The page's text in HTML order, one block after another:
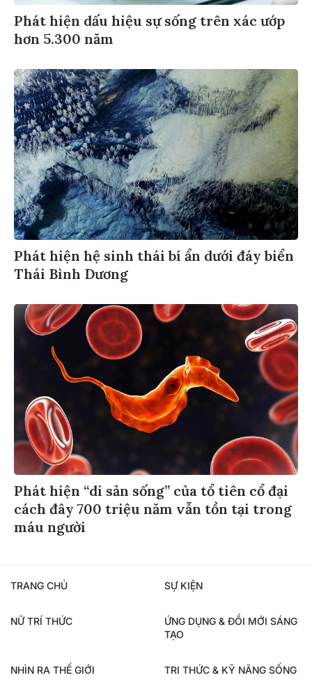
Phát hiện dấu hiệu sự sống trên xác ướp
hơn 5.300 năm
Phát hiện hệ sinh thái bí ẩn dưới đáy biển
Thái Bình Dương
Phát hiện “di sản sống” của tổ tiên cổ đại
cách đây 700 triệu năm vẫn tồn tại trong
máu người
TRANG CHỦ SỰ KIỆN
NỮ TRÍ THỨC
ỨNG DỤNG & ĐỔI MỚI SÁNG
TẠO
NHÌN RA THẾ GIỚI TRI THỨC & KỸ NĂNG SỐNG